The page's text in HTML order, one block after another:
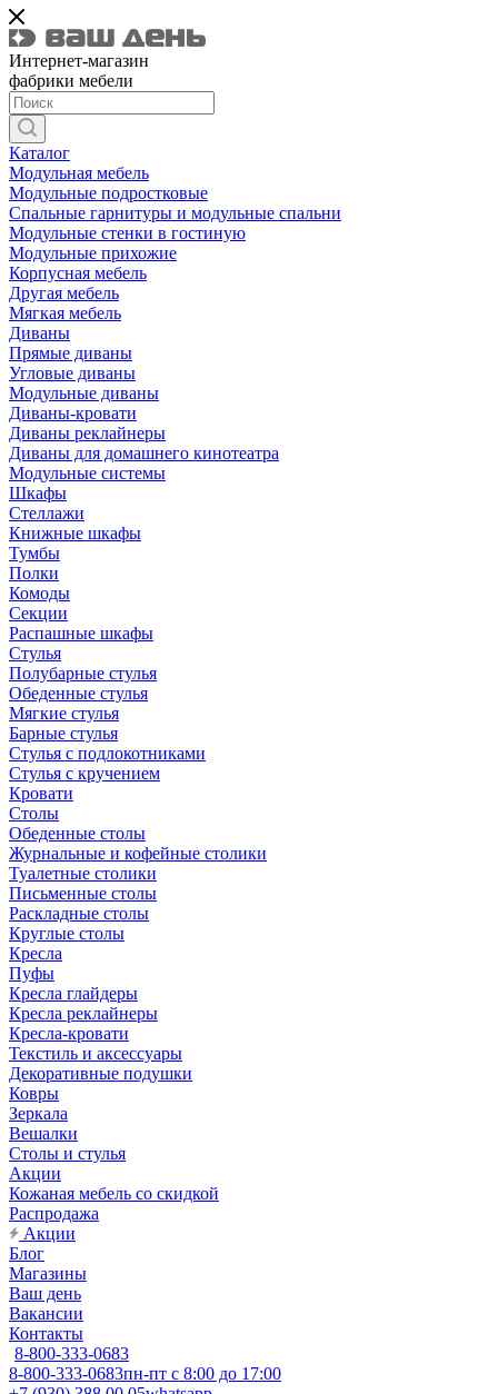
Интернет-магазин
фабрики мебели
Каталог
Модульная мебель
Модульные подростковые
Спальные гарнитуры и модульные спальни
Модульные стенки в гостиную
Модульные прихожие
Корпусная мебель
Другая мебель
Мягкая мебель
Диваны
Прямые диваны
Угловые диваны
Модульные диваны
Диваны-кровати
Диваны реклайнеры
Диваны для домашнего кинотеатра
Модульные системы
Шкафы
Стеллажи
Книжные шкафы
Тумбы
Полки
Комоды
Секции
Распашные шкафы
Стулья
Полубарные стулья
Обеденные стулья
Мягкие стулья
Барные стулья
Стулья с подлокотниками
Стулья с кручением
Кровати
Столы
Обеденные столы
Журнальные и кофейные столики
Туалетные столики
Письменные столы
Раскладные столы
Круглые столы
Кресла
Пуфы
Кресла глайдеры
Кресла реклайнеры
Кресла-кровати
Текстиль и аксессуары
Декоративные подушки
Ковры
Зеркала
Вешалки
Столы и стулья
Акции
Кожаная мебель со скидкой
Распродажа
Акции
Блог
Магазины
Ваш день
Вакансии
Контакты
8-800-333-0683
8-800-333-0683пн-пт с 8:00 до 17:00